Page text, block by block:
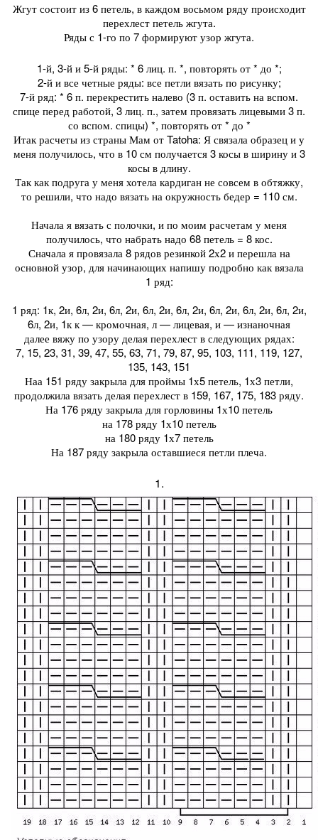
Жгут состоит из 6 петель, в каждом восьмом ряду происходит
перехлест петель жгута.
Ряды с 1-го по 7 формируют узор жгута.
1-й, 3-й и 5-й ряды: * 6 лиц. п. *, повторять от * до *;
2-й и все четные ряды: все петли вязать по рисунку;
7-й ряд: * 6 п. перекрестить налево (3 п. оставить на вспом.
спице перед работой, 3 лиц. п., затем провязать лицевыми 3 п.
со вспом. спицы) *, повторять от * до *
Итак расчеты из страны Мам от Tatoha: Я связала образец и у
меня получилось, что в 10 см получается 3 косы в ширину и 3
косы в длину.
Так как подруга у меня хотела кардиган не совсем в обтяжку,
то решили, что надо вязать на окружность бедер = 110 см.
Начала я вязать с полочки, и по моим расчетам у меня
получилось, что набрать надо 68 петель = 8 кос.
Сначала я провязала 8 рядов резинкой 2х2 и перешла на
основной узор, для начинающих напишу подробно как вязала
1 ряд:
1 ряд: 1к, 2и, 6л, 2и, 6л, 2и, 6л, 2и, 6л, 2и, 6л, 2и, 6л, 2и, 6л, 2и,
6л, 2и, 1к к — кромочная, л — лицевая, и — изнаночная
далее вяжу по узору делая перехлест в следующих рядах:
7, 15, 23, 31, 39, 47, 55, 63, 71, 79, 87, 95, 103, 111, 119, 127,
135, 143, 151
Наа 151 ряду закрыла для проймы 1х5 петель, 1х3 петли,
продолжила вязать делая перехлест в 159, 167, 175, 183 ряду.
На 176 ряду закрыла для горловины 1х10 петель
на 178 ряду 1х10 петель
на 180 ряду 1х7 петель
На 187 ряду закрыла оставшиеся петли плеча.
1.